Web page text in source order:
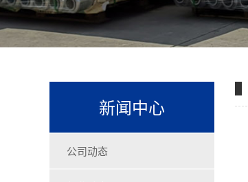
新闻中心
公司动态